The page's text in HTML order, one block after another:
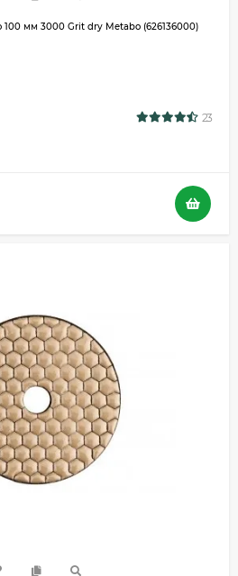
100 мм 3000 Grit dry Metabo (626136000)
23